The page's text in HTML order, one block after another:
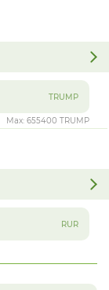
TRUMP
Max: 655400 TRUMP
RUR